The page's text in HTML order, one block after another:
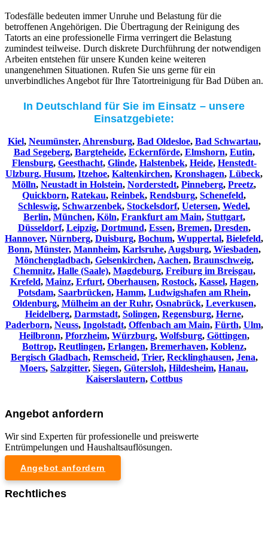
Todesfälle bedeuten immer Unruhe und Belastung für die
betroffenen Angehörigen. Die Übertragung der Reinigung des
Tatorts an eine professionelle Firma verringert die Belastung
zumindest teilweise. Durch diskrete Durchführung der notwendigen
Arbeiten entstehen für unsere Kunden keine weiteren
unangenehmen Situationen. Rufen Sie uns gerne für ein
unverbindliches Angebot für Ihre Tatortreinigung für Bad Düben an.
In Deutschland für Sie im Einsatz – unsere
Einsatzgebiete:
Kiel, Neumünster, Ahrensburg, Bad Oldesloe, Bad Schwartau,
Bad Segeberg, Bargteheide, Eckernförde, Elmshorn, Eutin,
Flensburg, Geesthacht, Glinde, Halstenbek, Heide, Henstedt-
Ulzburg, Husum, Itzehoe, Kaltenkirchen, Kronshagen, Lübeck,
Mölln, Neustadt in Holstein, Norderstedt, Pinneberg, Preetz,
Quickborn, Ratekau, Reinbek, Rendsburg, Schenefeld,
Schleswig, Schwarzenbek, Stockelsdorf, Uetersen, Wedel,
Berlin, München, Köln, Frankfurt am Main, Stuttgart,
Düsseldorf, Leipzig, Dortmund, Essen, Bremen, Dresden,
Hannover, Nürnberg, Duisburg, Bochum, Wuppertal, Bielefeld,
Bonn, Münster, Mannheim, Karlsruhe, Augsburg, Wiesbaden,
Mönchengladbach, Gelsenkirchen, Aachen, Braunschweig,
Chemnitz⁠, Halle (Saale), Magdeburg, Freiburg im Breisgau,
Krefeld, Mainz, Erfurt, Oberhausen, Rostock, Kassel, Hagen,
Potsdam, Saarbrücken, Hamm, Ludwigshafen am Rhein,
Oldenburg, Mülheim an der Ruhr, Osnabrück, Leverkusen,
Heidelberg, Darmstadt, Solingen, Regensburg, Herne,
Paderborn, Neuss, Ingolstadt, Offenbach am Main, Fürth, Ulm,
Heilbronn, Pforzheim, Würzburg, Wolfsburg, Göttingen,
Bottrop, Reutlingen, Erlangen, Bremerhaven, Koblenz,
Bergisch Gladbach, Remscheid, Trier, Recklinghausen, Jena,
Moers, Salzgitter, Siegen, Gütersloh, Hildesheim, Hanau,
Kaiserslautern, Cottbus
Angebot anfordern
Wir sind Experten für professionelle und preiswerte
Entrümpelungen und Haushaltsauflösungen.
Angebot anfordern
Rechtliches